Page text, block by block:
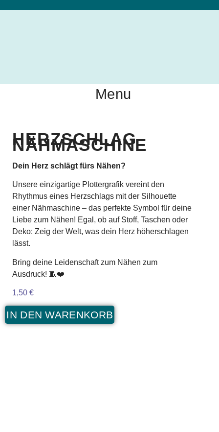
Menu
HERZSCHLAG
NÄHMASCHINE
Dein Herz schlägt fürs Nähen?
Unsere einzigartige Plottergrafik vereint den
Rhythmus eines Herzschlags mit der Silhouette
einer Nähmaschine – das perfekte Symbol für deine
Liebe zum Nähen! Egal, ob auf Stoff, Taschen oder
Deko: Zeig der Welt, was dein Herz höherschlagen
lässt.
Bring deine Leidenschaft zum Nähen zum
Ausdruck! 🧵❤️
1,50€
IN DEN WARENKORB